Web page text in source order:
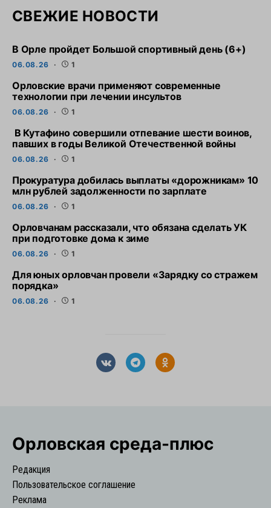
СВЕЖИЕ НОВОСТИ
В Орле пройдет Большой спортивный день (6+)
06.08.26 1
Орловские врачи применяют современные
технологии при лечении инсультов
06.08.26 1
В Кутафино совершили отпевание шести воинов,
павших в годы Великой Отечественной войны
06.08.26 1
Прокуратура добилась выплаты «дорожникам» 10
млн рублей задолженности по зарплате
06.08.26 1
Орловчанам рассказали, что обязана сделать УК
при подготовке дома к зиме
06.08.26 1
Для юных орловчан провели «Зарядку со стражем
порядка»
06.08.26 1
Орловская cреда-плюс
Редакция
Пользовательское соглашение
Реклама